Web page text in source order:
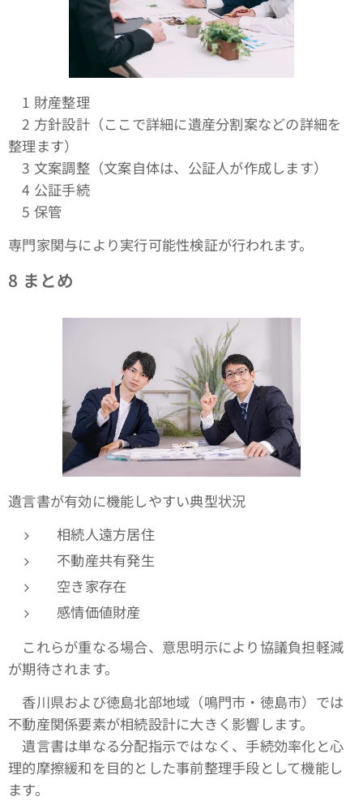
1 財産整理
2 方針設計（ここで詳細に遺産分割案などの詳細を
整理ます）
3 文案調整（文案自体は、公証人が作成します）
4 公証手続
5 保管
専門家関与により実行可能性検証が行われます。
8 まとめ
遺言書が有効に機能しやすい典型状況
相続人遠方居住
不動産共有発生
空き家存在
感情価値財産
これらが重なる場合、意思明示により協議負担軽減
が期待されます。
香川県および徳島北部地域（鳴門市・徳島市）では
不動産関係要素が相続設計に大きく影響します。
遺言書は単なる分配指示ではなく、手続効率化と心
理的摩擦緩和を目的とした事前整理手段として機能し
ます。